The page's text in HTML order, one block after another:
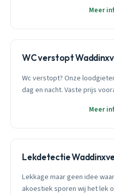
Meer
WC verstopt
Wc verstopt? Onze
dag en nacht. Vaste prijs
Meer
Lekdetectie
Lekkage maar geen idee
akoestiek sporen wij het lek